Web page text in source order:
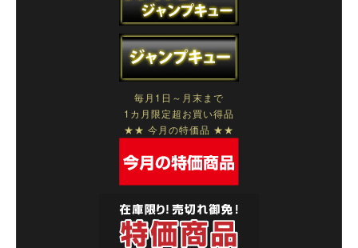
毎月1日～月末まで
1カ月限定超お買い得品
★★ 今月の特価品 ★★